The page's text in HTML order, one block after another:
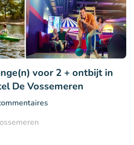
voor 2 + ontbijt in
De Vossemeren